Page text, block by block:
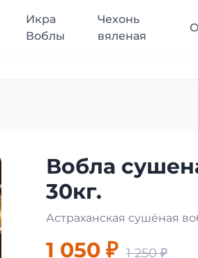
Икра
Воблы
Чехонь
вяленая
Вобла
30кг.
Астраханская сушёная
1 050 ₽ 1 250 ₽